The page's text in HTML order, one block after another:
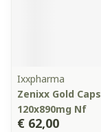
Ixxpharma
Zenixx Gold Caps
120x890mg Nf
€ 62,00